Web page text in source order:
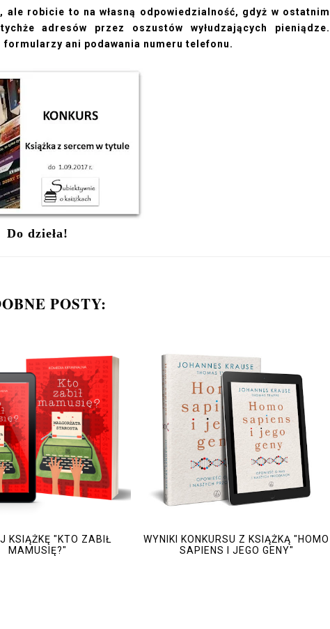
robicie to na własną odpowiedzialność, gdyż w ostatnim
adresów przez oszustów wyłudzających pieniądze.
formularzy ani podawania numeru telefonu.
Do dzieła!
POSTY:
KSIĄŻKĘ "KTO ZABIŁ
MAMUSIĘ?"
WYNIKI KONKURSU Z KSIĄŻKĄ "HOMO
SAPIENS I JEGO GENY"